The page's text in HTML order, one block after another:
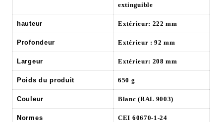
extinguible
hauteur Extérieur: 222 mm
Profondeur Extérieur : 92 mm
Largeur Extérieur: 208 mm
Poids du produit 650 g
Couleur Blanc (RAL 9003)
Normes CEI 60670-1-24